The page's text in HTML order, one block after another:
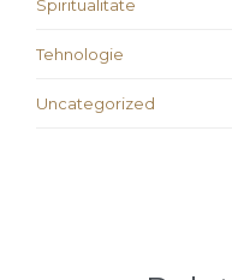
Spiritualitate
Tehnologie
Uncategorized